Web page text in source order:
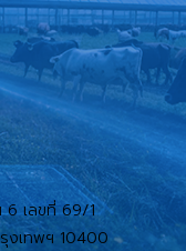
6 เลขที่ 69/1
งเทพฯ 10400